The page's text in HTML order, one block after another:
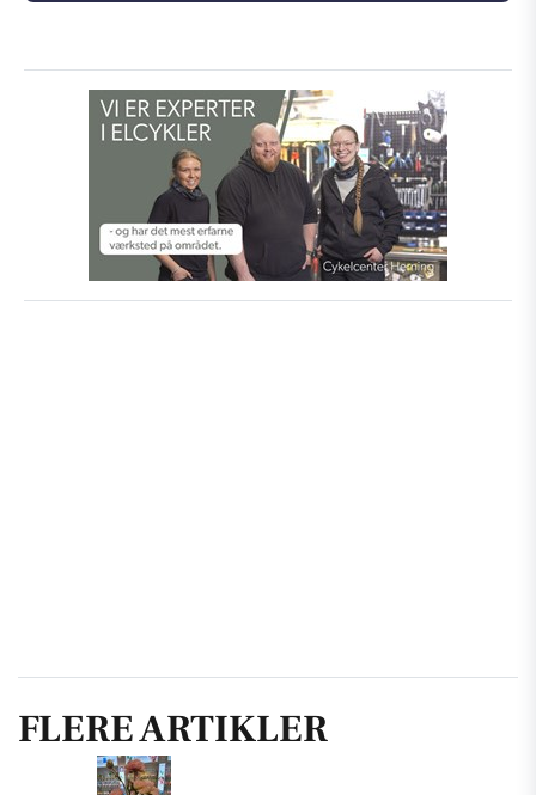
FLERE ARTIKLER